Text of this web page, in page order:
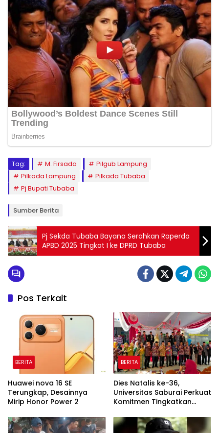
Tag: M. Firsada
Pilgub Lampung
Pilkada Lampung
Pilkada Tubaba
Pj Bupati Tubaba
Sumber Berita
Pj Sekda Tubaba Bayana Serahkan Raperda
APBD 2025 Tingkat I ke DPRD Tubaba
Pos Terkait
BERITA
Huawei nova 16 SE
Terungkap, Desainnya
Mirip Honor Power 2
BERITA
Dies Natalis ke-36,
Universitas Saburai Perkuat
Komitmen Tingkatkan